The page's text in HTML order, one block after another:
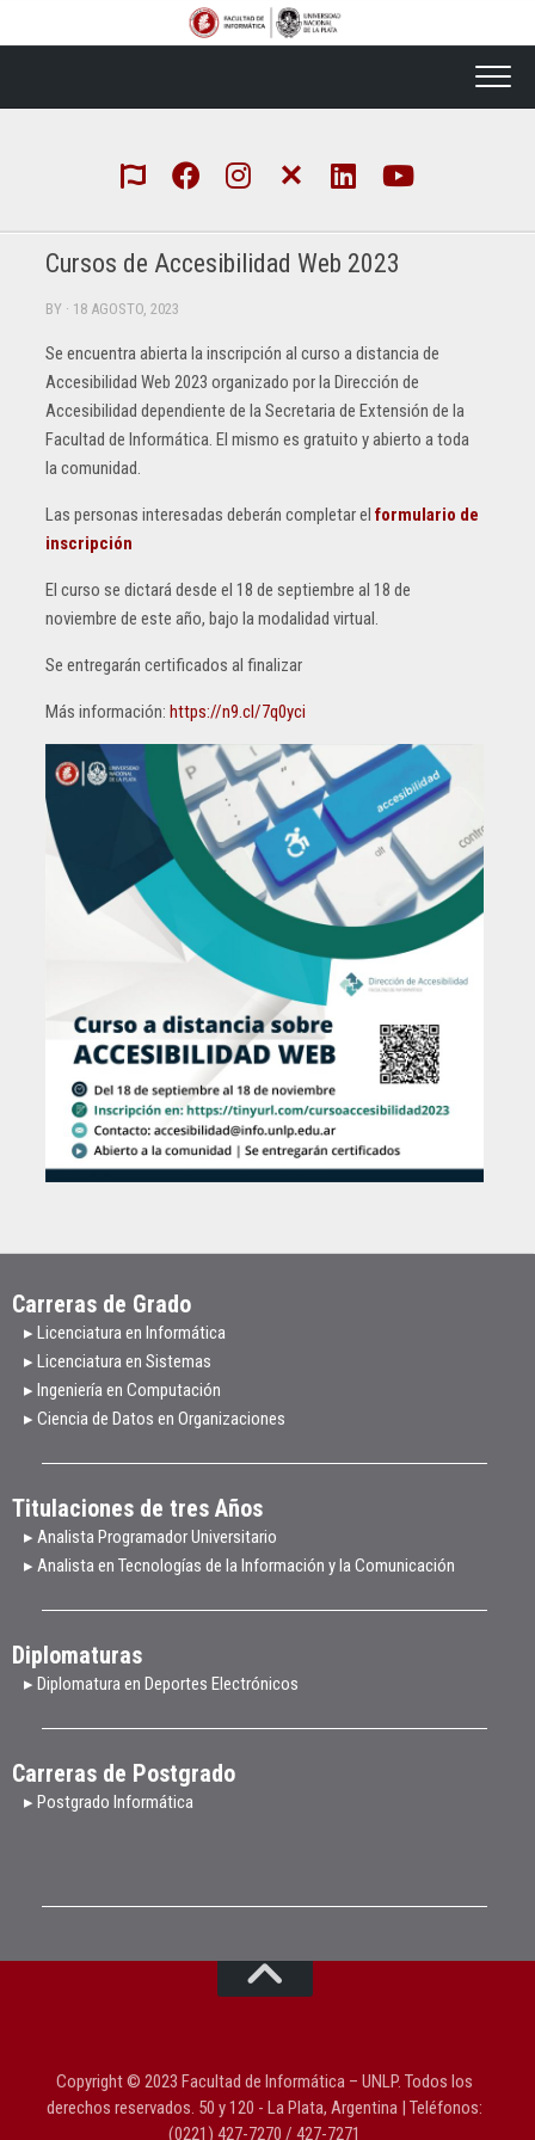
Cursos de Accesibilidad Web 2023
BY · 18 AGOSTO, 2023
Se encuentra abierta la inscripción al curso a distancia de
Accesibilidad Web 2023 organizado por la Dirección de
Accesibilidad dependiente de la Secretaria de Extensión de la
Facultad de Informática. El mismo es gratuito y abierto a toda
la comunidad.
Las personas interesadas deberán completar el formulario de
inscripción
El curso se dictará desde el 18 de septiembre al 18 de
noviembre de este año, bajo la modalidad virtual.
Se entregarán certificados al finalizar
Más información: https://n9.cl/7q0yci
Carreras de Grado
▸ Licenciatura en Informática
▸ Licenciatura en Sistemas
▸ Ingeniería en Computación
▸ Ciencia de Datos en Organizaciones
Titulaciones de tres Años
▸ Analista Programador Universitario
▸ Analista en Tecnologías de la Información y la Comunicación
Diplomaturas
▸ Diplomatura en Deportes Electrónicos
Carreras de Postgrado
▸ Postgrado Informática
Copyright © 2023 Facultad de Informática – UNLP. Todos los
derechos reservados. 50 y 120 - La Plata, Argentina | Teléfonos:
(0221) 427-7270 / 427-7271